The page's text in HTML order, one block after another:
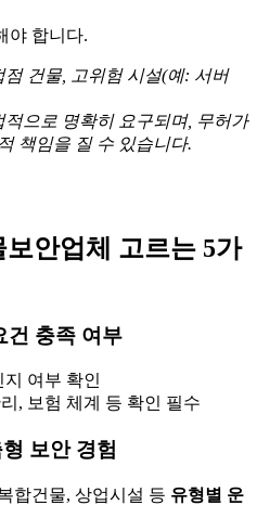
야 합니다.
건물, 고위험 시설(예: 서버
으로 명확히 요구되며, 무허가
책임을 질 수 있습니다.
안업체 고르는 5가
건 충족 여부
여부 확인
, 보험 체계 등 확인 필수
보안 경험
합건물, 상업시설 등 유형별 운